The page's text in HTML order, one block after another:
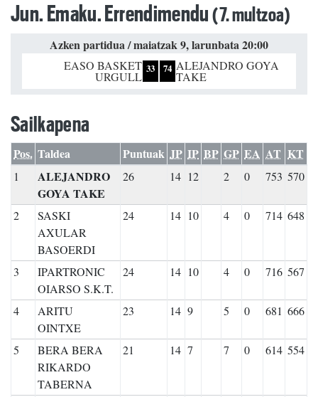
Jun. Emaku. Errendimendu(7. multzoa)
Azken partidua / maiatzak 9, larunbata 20:00
EASO BASKET
URGULL
33 74 ALEJANDRO GOYA
TAKE
Sailkapena
Pos. Taldea Puntuak JP IP BP GP EA AT KT
1
ALEJANDRO
GOYA TAKE
26 14 12 2 0 753 570
2
SASKI
AXULAR
BASOERDI
24 14 10 4 0 714 648
3
IPARTRONIC
OIARSO S.K.T.
24 14 10 4 0 716 567
4
ARITU
OINTXE
23 14 9 5 0 681 666
5
BERA BERA
RIKARDO
TABERNA
21 14 7 7 0 614 554